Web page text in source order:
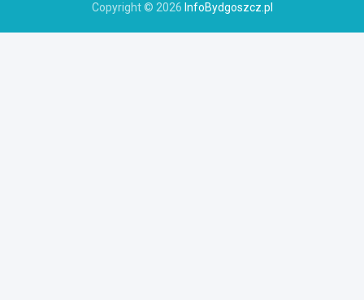
Copyright © 2026 InfoBydgoszcz.pl